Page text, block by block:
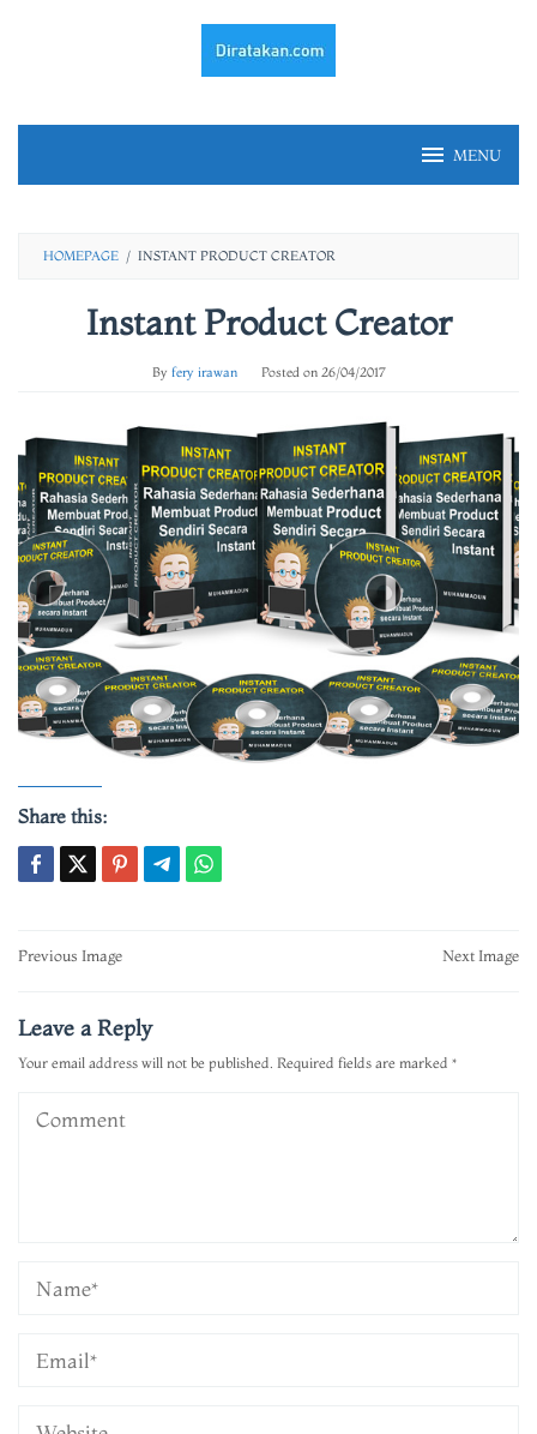
MENU
HOMEPAGE / INSTANT PRODUCT CREATOR
Instant Product Creator
By fery irawan Posted on 26/04/2017
Share this:
Post
Previous Image Next Image
Leave a Reply
Your email address will not be published. Required fields are marked *